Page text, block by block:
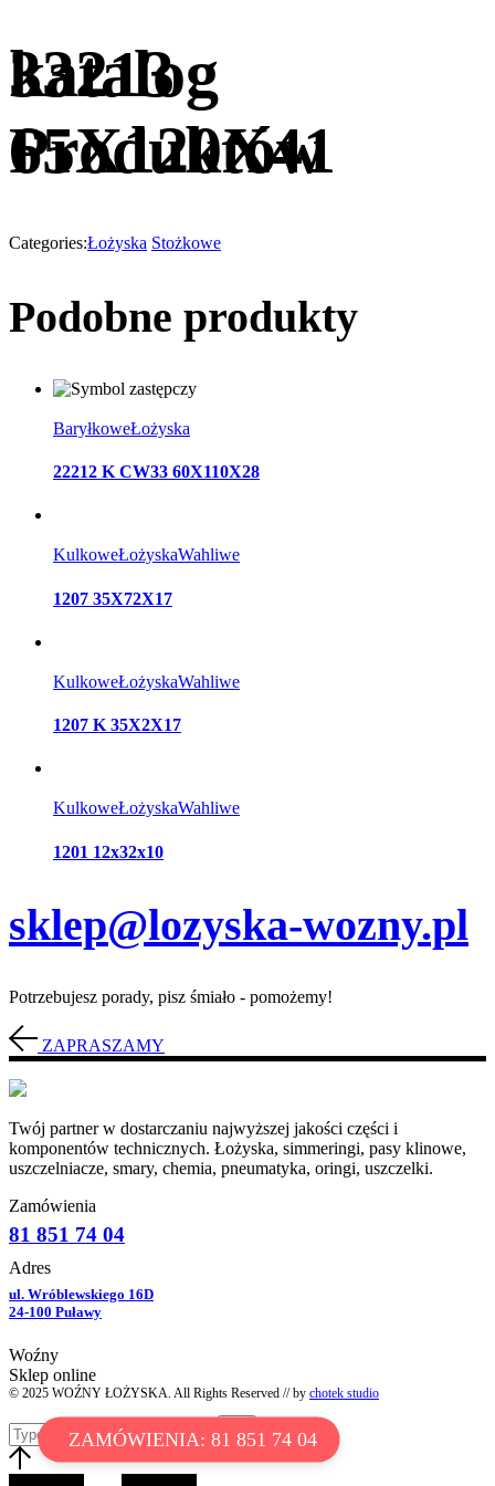
ZAMÓWIENIA: 81 851 74 04
katalog
Produktów
33213
65X120X41
Categories:Łożyska Stożkowe
Podobne produkty
BaryłkoweŁożyska
22212 K CW33 60X110X28
KulkoweŁożyskaWahliwe
1207 35X72X17
KulkoweŁożyskaWahliwe
1207 K 35X2X17
KulkoweŁożyskaWahliwe
1201 12x32x10
sklep@lozyska-wozny.pl
Potrzebujesz porady, pisz śmiało - pomożemy!
ZAPRASZAMY
Twój partner w dostarczaniu najwyższej jakości części i
komponentów technicznych. Łożyska, simmeringi, pasy klinowe,
uszczelniacze, smary, chemia, pneumatyka, oringi, uszczelki.
Zamówienia
81 851 74 04
Adres
ul. Wróblewskiego 16D
24-100 Puławy
Woźny
Sklep online
© 2025 WOŹNY ŁOŻYSKA. All Rights Reserved // by chotek studio